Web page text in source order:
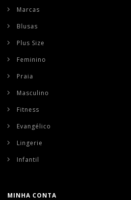
Marcas
Blusas
Plus Size
Feminino
Praia
Masculino
Fitness
Evangélico
Lingerie
Infantil
MINHA CONTA